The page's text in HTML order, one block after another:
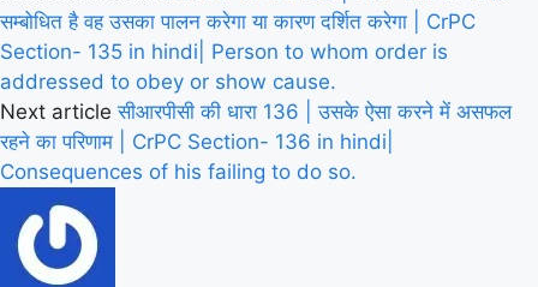
सम्बोधित है वह उसका पालन करेगा या कारण दर्शित करेगा | CrPC
Section- 135 in hindi| Person to whom order is
addressed to obey or show cause.
Next article सीआरपीसी की धारा 136 | उसके ऐसा करने में असफल
रहने का परिणाम | CrPC Section- 136 in hindi|
Consequences of his failing to do so.